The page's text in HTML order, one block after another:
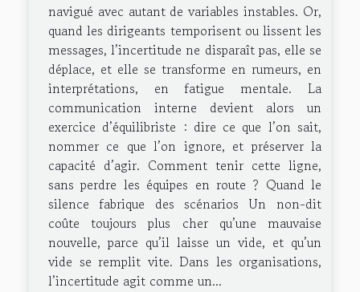
navigué avec autant de variables instables. Or,
quand les dirigeants temporisent ou lissent les
messages, l’incertitude ne disparaît pas, elle se
déplace, et elle se transforme en rumeurs, en
interprétations, en fatigue mentale. La
communication interne devient alors un
exercice d’équilibriste : dire ce que l’on sait,
nommer ce que l’on ignore, et préserver la
capacité d’agir. Comment tenir cette ligne,
sans perdre les équipes en route ? Quand le
silence fabrique des scénarios Un non-dit
coûte toujours plus cher qu’une mauvaise
nouvelle, parce qu’il laisse un vide, et qu’un
vide se remplit vite. Dans les organisations,
l’incertitude agit comme un...